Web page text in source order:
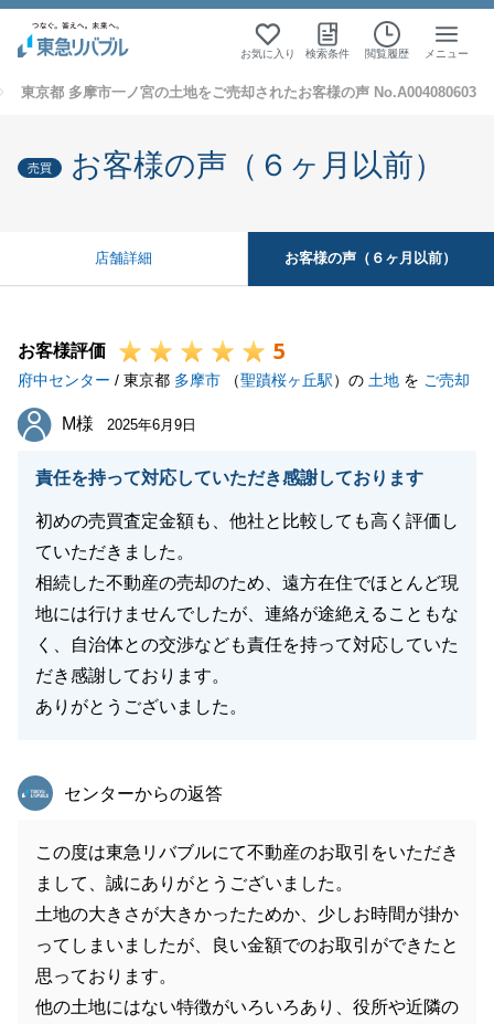
お気に入り 検索条件 閲覧履歴 メニュー
東京都 多摩市一ノ宮の土地をご売却されたお客様の声 No.A004080603
売買 お客様の声（６ヶ月以前）
店舗詳細 お客様の声（６ヶ月以前）
お客様評価 5
府中センター / 東京都 多摩市 （聖蹟桜ヶ丘駅）の 土地 を ご売却
M様
M様 2025年6月9日
責任を持って対応していただき感謝しております
初めの売買査定金額も、他社と比較しても高く評価し
ていただきました。
相続した不動産の売却のため、遠方在住でほとんど現
地には行けませんでしたが、連絡が途絶えることもな
く、自治体との交渉なども責任を持って対応していた
だき感謝しております。
ありがとうございました。
東急リバブル
センターからの返答
この度は東急リバブルにて不動産のお取引をいただき
まして、誠にありがとうございました。
土地の大きさが大きかったためか、少しお時間が掛か
ってしまいましたが、良い金額でのお取引ができたと
思っております。
他の土地にはない特徴がいろいろあり、役所や近隣の